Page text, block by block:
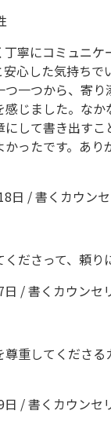
丁寧にコミュニケ
安心した気持ちで
つ一つから、寄り
感じました。な
にして書き出す
かったです。あり
日 /書くカウン
ださって、頼り
日 /書くカウンセ
尊重してくださる
日 /書くカウンセ